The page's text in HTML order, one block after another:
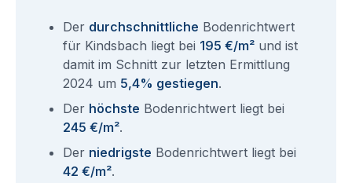
Der durchschnittliche Bodenrichtwert
für Kindsbach liegt bei 195 €/m² und ist
damit im Schnitt zur letzten Ermittlung
2024 um 5,4% gestiegen.
Der höchste Bodenrichtwert liegt bei
245 €/m².
Der niedrigste Bodenrichtwert liegt bei
42 €/m².